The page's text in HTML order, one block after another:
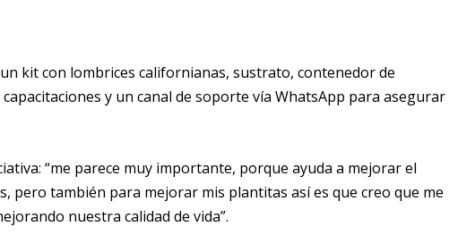
kit con lombrices californianas, sustrato, contenedor de
y un canal de soporte vía WhatsApp para asegurar
“me parece muy importante, porque ayuda a mejorar el
pero también para mejorar mis plantitas así es que creo que me
nuestra calidad de vida”.